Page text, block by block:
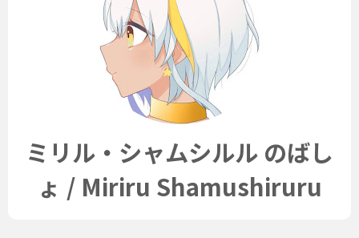
ミリル・シャムシルル のばし
ょ / Miriru Shamushiruru